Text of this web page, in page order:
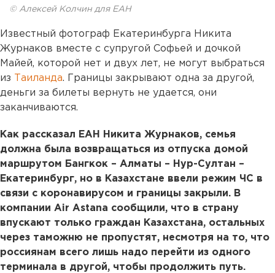
© Алексей Колчин для ЕАН
Известный фотограф Екатеринбурга Никита
Журнаков вместе с супругой Софьей и дочкой
Майей, которой нет и двух лет, не могут выбраться
из
Таиланда. Границы закрывают одна за другой,
деньги за билеты вернуть не удается, они
заканчиваются.
Как рассказал ЕАН Никита Журнаков, семья
должна была возвращаться из отпуска домой
маршрутом Бангкок – Алматы – Нур-Султан –
Екатеринбург, но в Казахстане ввели режим ЧС в
связи с коронавирусом и границы закрыли. В
компании Air Astanа сообщили, что в страну
впускают только граждан Казахстана, остальных
через таможню не пропустят, несмотря на то, что
россиянам всего лишь надо перейти из одного
терминала в другой, чтобы продолжить путь.